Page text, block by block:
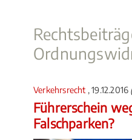
Verkehrsrecht , 19.12.2016
Führerschein
Falschparken?